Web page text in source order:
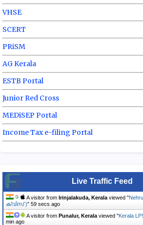
VHSE
SCERT
PRiSM
AG Kerala
ESTB Portal
Junior Red Cross
MEDiSEP Portal
Income Tax e-filing Portal
Live Traffic Feed
A visitor from Irinjalakuda, Kerala viewed "
ക്വിസ് )" 1 min ago
A visitor from Punalur, Kerala viewed "Kerala
min ago